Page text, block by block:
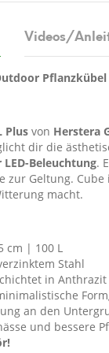
Videos/
Plus von Herstera
dir die
Beleuchtung.
zur Geltung.
macht.
cm | 100 L
Stahl
in Anthrazit
an den
und bessere